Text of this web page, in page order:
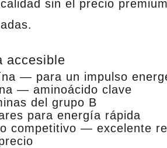
sin el precio
.
accesible
— para un impulso
— aminoácido clave
del grupo B
para energía rápida
competitivo — excelente